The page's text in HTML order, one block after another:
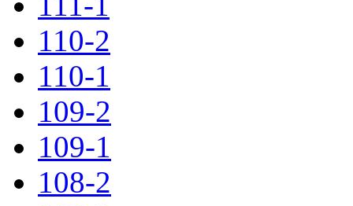
110-2
110-1
109-2
109-1
108-2